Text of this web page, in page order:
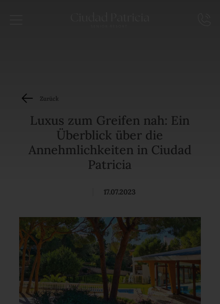
Zurück
Luxus zum Greifen nah: Ein
Überblick über die
Annehmlichkeiten in Ciudad
Patricia
17.07.2023